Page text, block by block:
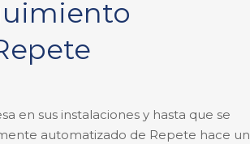
en sus instalaciones y hasta que se
automatizado de Repete hace un